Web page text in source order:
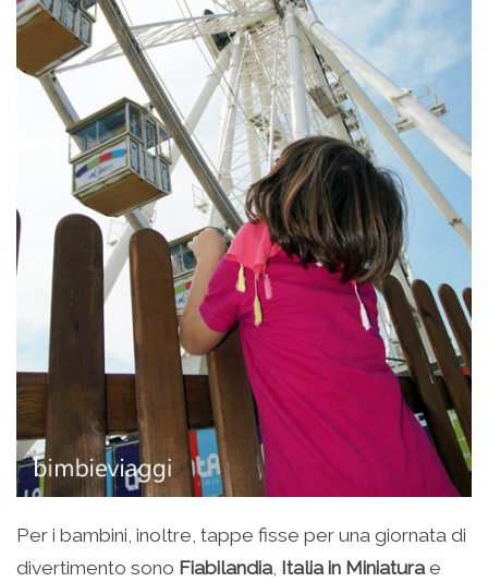
Per i bambini, inoltre, tappe fisse per una giornata di
divertimento sono Fiabilandia, Italia in Miniaturae